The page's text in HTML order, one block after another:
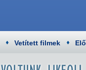
Vetített filmek